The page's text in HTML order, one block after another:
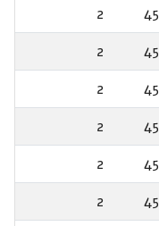
45
2
45
2
45
2
45
2
45
2
45
2